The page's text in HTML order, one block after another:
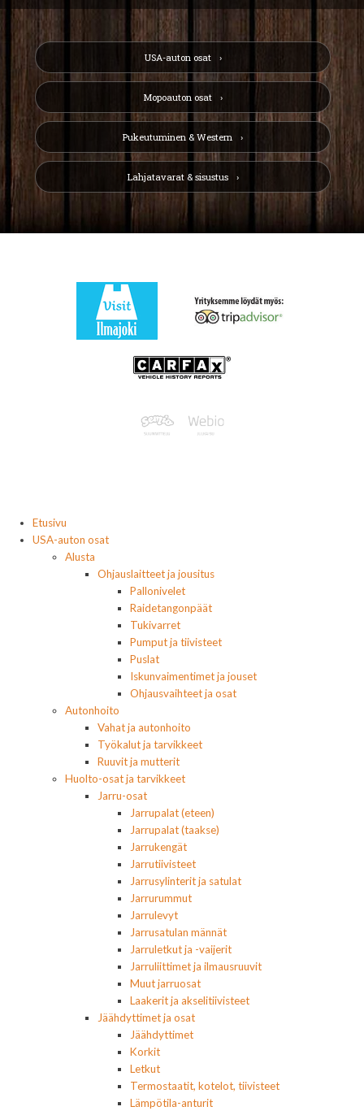
USA-auton osat
Mopoauton osat
Pukeutuminen & Western
Lahjatavarat & sisustus
Etusivu
USA-auton osat
Alusta
Ohjauslaitteet ja jousitus
Pallonivelet
Raidetangonpäät
Tukivarret
Pumput ja tiivisteet
Puslat
Iskunvaimentimet ja jouset
Ohjausvaihteet ja osat
Autonhoito
Vahat ja autonhoito
Työkalut ja tarvikkeet
Ruuvit ja mutterit
Huolto-osat ja tarvikkeet
Jarru-osat
Jarrupalat (eteen)
Jarrupalat (taakse)
Jarrukengät
Jarrutiivisteet
Jarrusylinterit ja satulat
Jarrurummut
Jarrulevyt
Jarrusatulan männät
Jarruletkut ja -vaijerit
Jarruliittimet ja ilmausruuvit
Muut jarruosat
Laakerit ja akselitiivisteet
Jäähdyttimet ja osat
Jäähdyttimet
Korkit
Letkut
Termostaatit, kotelot, tiivisteet
Lämpötila-anturit